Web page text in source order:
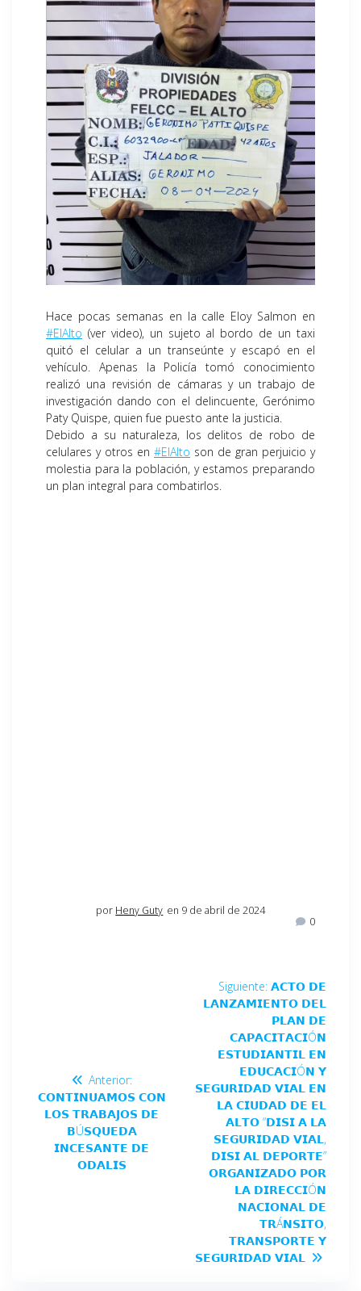
Hace pocas semanas en la calle Eloy Salmon en
#ElAlto (ver video), un sujeto al bordo de un taxi
quitó el celular a un transeúnte y escapó en el
vehículo. Apenas la Policía tomó conocimiento
realizó una revisión de cámaras y un trabajo de
investigación dando con el delincuente, Gerónimo
Paty Quispe, quien fue puesto ante la justicia.
Debido a su naturaleza, los delitos de robo de
celulares y otros en #ElAlto son de gran perjuicio y
molestia para la población, y estamos preparando
un plan integral para combatirlos.
por Heny Guty en 9 de abril de 2024
0
Anterior:
𝗖𝗢𝗡𝗧𝗜𝗡𝗨𝗔𝗠𝗢𝗦 𝗖𝗢𝗡
𝗟𝗢𝗦 𝗧𝗥𝗔𝗕𝗔𝗝𝗢𝗦 𝗗𝗘
𝗕Ú𝗦𝗤𝗨𝗘𝗗𝗔
𝗜𝗡𝗖𝗘𝗦𝗔𝗡𝗧𝗘 𝗗𝗘
𝗢𝗗𝗔𝗟𝗜𝗦
Siguiente: 𝗔𝗖𝗧𝗢 𝗗𝗘
𝗟𝗔𝗡𝗭𝗔𝗠𝗜𝗘𝗡𝗧𝗢 𝗗𝗘𝗟
𝗣𝗟𝗔𝗡 𝗗𝗘
𝗖𝗔𝗣𝗔𝗖𝗜𝗧𝗔𝗖𝗜Ó𝗡
𝗘𝗦𝗧𝗨𝗗𝗜𝗔𝗡𝗧𝗜𝗟 𝗘𝗡
𝗘𝗗𝗨𝗖𝗔𝗖𝗜Ó𝗡 𝗬
𝗦𝗘𝗚𝗨𝗥𝗜𝗗𝗔𝗗 𝗩𝗜𝗔𝗟 𝗘𝗡
𝗟𝗔 𝗖𝗜𝗨𝗗𝗔𝗗 𝗗𝗘 𝗘𝗟
𝗔𝗟𝗧𝗢 “𝗗𝗜𝗦𝗜 𝗔 𝗟𝗔
𝗦𝗘𝗚𝗨𝗥𝗜𝗗𝗔𝗗 𝗩𝗜𝗔𝗟,
𝗗𝗜𝗦𝗜 𝗔𝗟 𝗗𝗘𝗣𝗢𝗥𝗧𝗘”
𝗢𝗥𝗚𝗔𝗡𝗜𝗭𝗔𝗗𝗢 𝗣𝗢𝗥
𝗟𝗔 𝗗𝗜𝗥𝗘𝗖𝗖𝗜Ó𝗡
𝗡𝗔𝗖𝗜𝗢𝗡𝗔𝗟 𝗗𝗘
𝗧𝗥Á𝗡𝗦𝗜𝗧𝗢,
𝗧𝗥𝗔𝗡𝗦𝗣𝗢𝗥𝗧𝗘 𝗬
𝗦𝗘𝗚𝗨𝗥𝗜𝗗𝗔𝗗 𝗩𝗜𝗔𝗟